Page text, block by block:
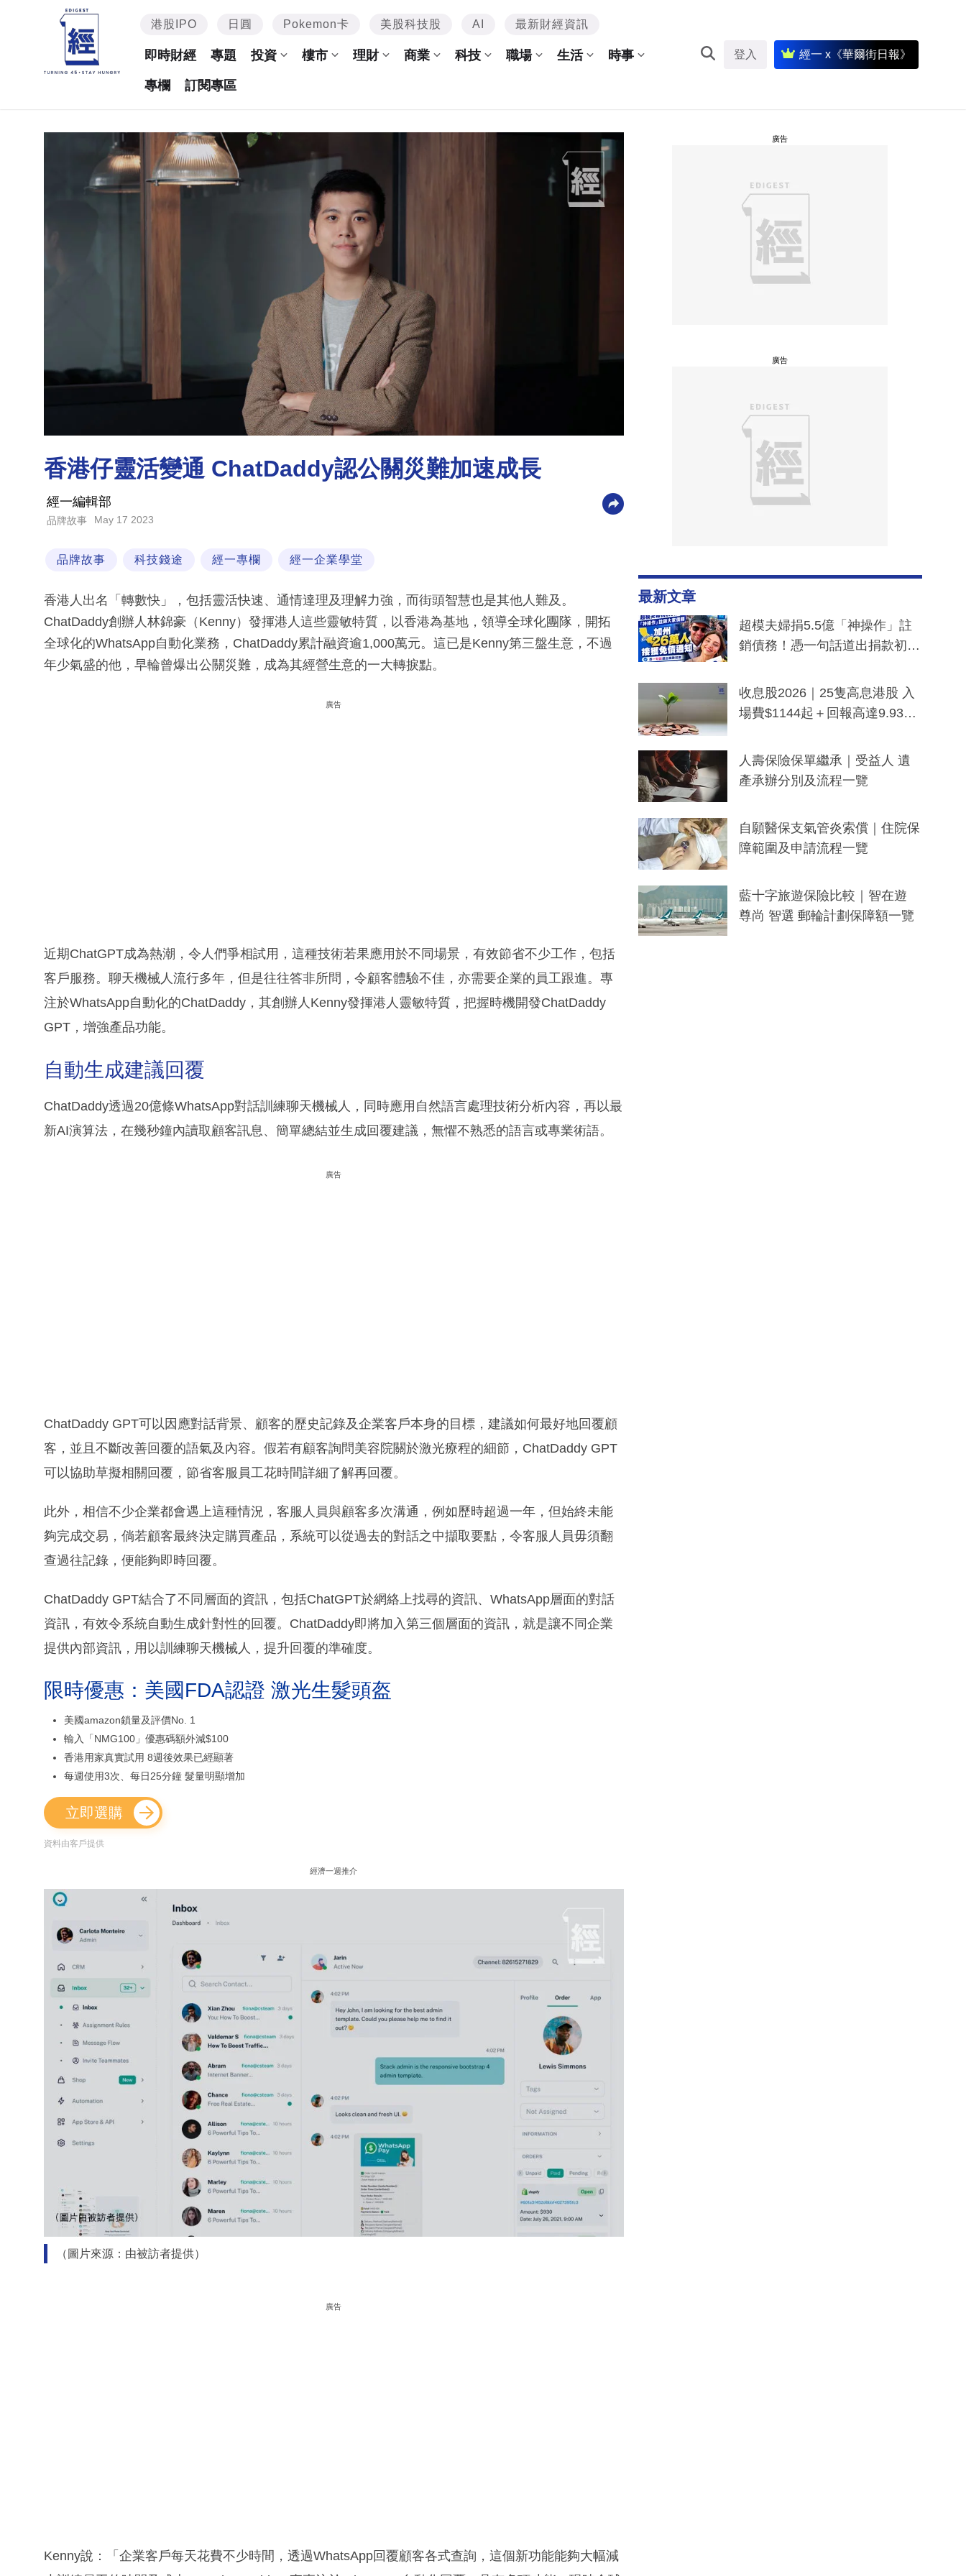
港股IPO 日圓 Pokemon卡 美股科技股 AI 最新財經資訊
即時財經 專題 投資 樓市 理財 商業 科技 職場 生活 時事
專欄 訂閱專區
登入 經一 x《華爾街日報》
香港仔靈活變通 ChatDaddy認公關災難加速成長
經一編輯部
品牌故事 May 17 2023
品牌故事 科技錢途 經一專欄 經一企業學堂
香港人出名「轉數快」，包括靈活快速、通情達理及理解力強，而街頭智慧也是其他人難及。
ChatDaddy創辦人林錦豪（Kenny）發揮港人這些靈敏特質，以香港為基地，領導全球化團隊，開拓
全球化的WhatsApp自動化業務，ChatDaddy累計融資逾1,000萬元。這已是Kenny第三盤生意，不過
年少氣盛的他，早輪曾爆出公關災難，成為其經營生意的一大轉捩點。
廣告
近期ChatGPT成為熱潮，令人們爭相試用，這種技術若果應用於不同場景，有效節省不少工作，包括
客戶服務。聊天機械人流行多年，但是往往答非所問，令顧客體驗不佳，亦需要企業的員工跟進。專
注於WhatsApp自動化的ChatDaddy，其創辦人Kenny發揮港人靈敏特質，把握時機開發ChatDaddy
GPT，增強產品功能。
自動生成建議回覆
ChatDaddy透過20億條WhatsApp對話訓練聊天機械人，同時應用自然語言處理技術分析內容，再以最
新AI演算法，在幾秒鐘內讀取顧客訊息、簡單總結並生成回覆建議，無懼不熟悉的語言或專業術語。
廣告
ChatDaddy GPT可以因應對話背景、顧客的歷史記錄及企業客戶本身的目標，建議如何最好地回覆顧
客，並且不斷改善回覆的語氣及內容。假若有顧客詢問美容院關於激光療程的細節，ChatDaddy GPT
可以協助草擬相關回覆，節省客服員工花時間詳細了解再回覆。
此外，相信不少企業都會遇上這種情況，客服人員與顧客多次溝通，例如歷時超過一年，但始終未能
夠完成交易，倘若顧客最終決定購買產品，系統可以從過去的對話之中擷取要點，令客服人員毋須翻
查過往記錄，便能夠即時回覆。
ChatDaddy GPT結合了不同層面的資訊，包括ChatGPT於網絡上找尋的資訊、WhatsApp層面的對話
資訊，有效令系統自動生成針對性的回覆。ChatDaddy即將加入第三個層面的資訊，就是讓不同企業
提供內部資訊，用以訓練聊天機械人，提升回覆的準確度。
限時優惠：美國FDA認證 激光生髮頭盔
美國amazon鎖量及評價No. 1
輸入「NMG100」優惠碼額外減$100
香港用家真實試用 8週後效果已經顯著
每週使用3次、每日25分鐘 髮量明顯增加
立即選購
資料由客戶提供
經濟一週推介
（圖片來源：由被訪者提供）
廣告
Kenny說：「企業客戶每天花費不少時間，透過WhatsApp回覆顧客各式查詢，這個新功能能夠大幅減
廣告
廣告
最新文章
超模夫婦捐5.5億「神操作」註
銷債務！憑一句話道出捐款初
一度被誤當詐騙手段
收息股2026｜25隻高息港股 入
場費$1144起＋回報高達9.93
人壽保險保單繼承｜受益人 遺
產承辦分別及流程一覽
自願醫保支氣管炎索償｜住院保
障範圍及申請流程一覽
藍十字旅遊保險比較｜智在遊
尊尚 智選 郵輪計劃保障額一覽